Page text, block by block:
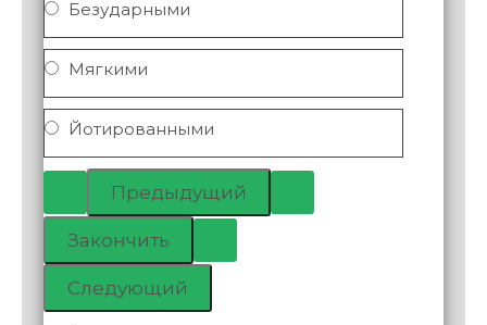
Безударными
Мягкими
Йотированными